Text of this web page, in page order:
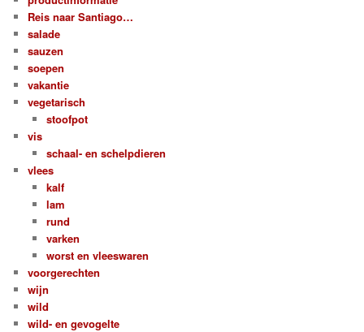
Reis naar Santiago…
salade
sauzen
soepen
vakantie
vegetarisch
stoofpot
vis
schaal- en schelpdieren
vlees
kalf
lam
rund
varken
worst en vleeswaren
voorgerechten
wijn
wild
wild- en gevogelte